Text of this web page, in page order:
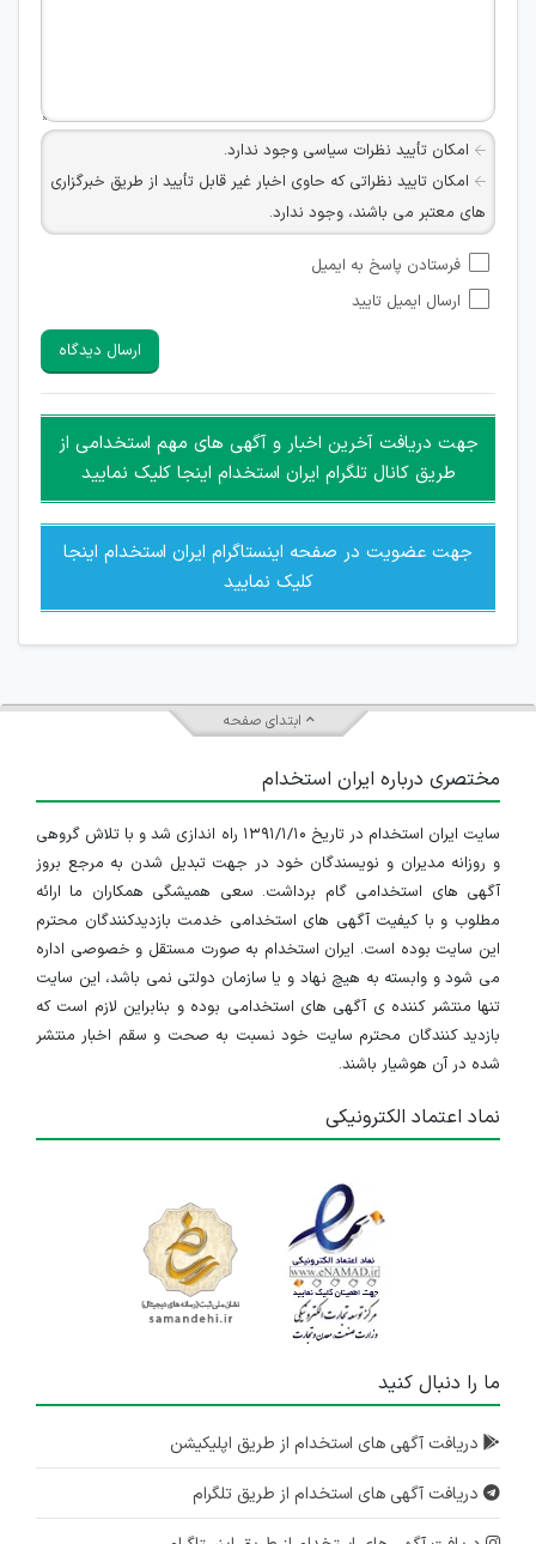
امکان تأیید نظرات سیاسی وجود ندارد.
امکان تایید نظراتی که حاوی اخبار غیر قابل تأیید از طریق خبرگزاری
های معتبر می باشند، وجود ندارد.
شبکه های مجازی ارتباطی می باشند وجود ندارد.
امکان تأیید نظرات کاربرانی که به هر طریقی قصد مأیوس کردن
هرگونه تحریک، تحقیر و کنایه به سایر افراد (مسئول و غیر مسئول)
غیر مجاز می باشد.
امکان هماهنگی برای هرگونه ملاقات حضوری چه به صورت دسته
جمعی و چه فردی توسط کاربران سایت وجود ندارد.
فرستادن پاسخ به ایمیل
ارسال ایمیل تایید
ارسال دیدگاه
جهت دریافت آخرین اخبار و آگهی های مهم استخدامی از
طریق کانال تلگرام ایران استخدام اینجا کلیک نمایید
جهت عضویت در صفحه اینستاگرام ایران استخدام اینجا
کلیک نمایید
ابتدای صفحه
مختصری درباره ایران استخدام
سایت ایران استخدام در تاریخ ۱۳۹۱/۱/۱۰ راه اندازی شد و با تلاش گروهی
و روزانه مدیران و نویسندگان خود در جهت تبدیل شدن به مرجع بروز
آگهی های استخدامی گام برداشت. سعی همیشگی همکاران ما ارائه
مطلوب و با کیفیت آگهی های استخدامی خدمت بازدیدکنندگان محترم
این سایت بوده است. ایران استخدام به صورت مستقل و خصوصی اداره
می شود و وابسته به هیچ نهاد و یا سازمان دولتی نمی باشد، این سایت
تنها منتشر کننده ی آگهی های استخدامی بوده و بنابراین لازم است که
بازدید کنندگان محترم سایت خود نسبت به صحت و سقم اخبار منتشر
شده در آن هوشیار باشند.
نماد اعتماد الکترونیکی
ما را دنبال کنید
دریافت آگهی های استخدام از طریق اپلیکیشن
دریافت آگهی های استخدام از طریق تلگرام